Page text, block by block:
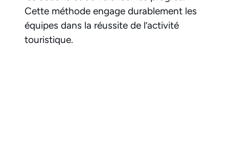
Cette méthode engage durablement les
équipes dans la réussite de l’activité
touristique.